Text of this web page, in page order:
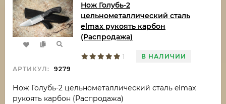
Нож Голубь-2
цельнометаллический сталь
elmax рукоять карбон
(Распродажа)
1
В НАЛИЧИИ
АРТИКУЛ:
9279
Нож Голубь-2 цельнометаллический сталь elmax
рукоять карбон (Распродажа)